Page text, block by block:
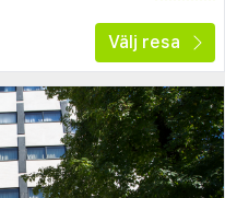
Välj resa